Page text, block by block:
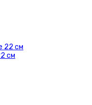
см